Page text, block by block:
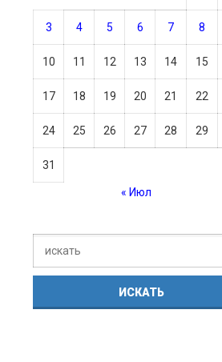
3 4 5 6 7 8
10 11 12 13 14 15
17 18 19 20 21 22
24 25 26 27 28 29
31
« Июл